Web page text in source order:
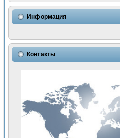
Информация
Контакты